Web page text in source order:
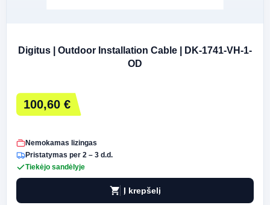
Digitus | Outdoor Installation Cable | DK-1741-VH-1-
OD
100,60 €
Nemokamas lizingas
Pristatymas per 2 – 3 d.d.
Tiekėjo sandėlyje
shopping_cart Į krepšelį